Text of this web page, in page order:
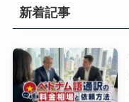
新着記事